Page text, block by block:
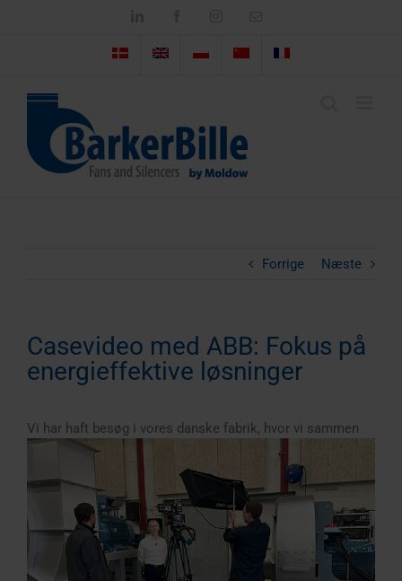
Forrige Næste
Casevideo med ABB: Fokus på
energieffektive løsninger
Vi har haft besøg i vores danske fabrik, hvor vi sammen